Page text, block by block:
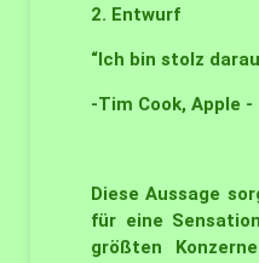
2. Entwurf
“Ich bin stolz
-Tim Cook, Apple -
Diese Aussage
für eine
größten